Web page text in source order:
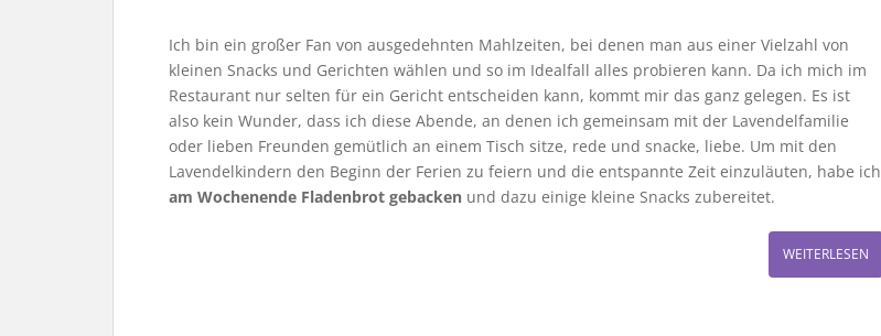
Ich bin ein großer Fan von ausgedehnten Mahlzeiten, bei denen man aus einer Vielzahl von
kleinen Snacks und Gerichten wählen und so im Idealfall alles probieren kann. Da ich mich im
Restaurant nur selten für ein Gericht entscheiden kann, kommt mir das ganz gelegen. Es ist
also kein Wunder, dass ich diese Abende, an denen ich gemeinsam mit der Lavendelfamilie
oder lieben Freunden gemütlich an einem Tisch sitze, rede und snacke, liebe. Um mit den
Lavendelkindern den Beginn der Ferien zu feiern und die entspannte Zeit einzuläuten, habe ich
am Wochenende Fladenbrot gebacken und dazu einige kleine Snacks zubereitet.
WEITERLESEN